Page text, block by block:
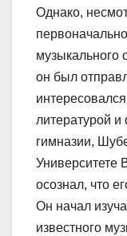
Однако,
музыкального
он был
литературой
гимназии,
Университете
осознал, что
Он начал
известного